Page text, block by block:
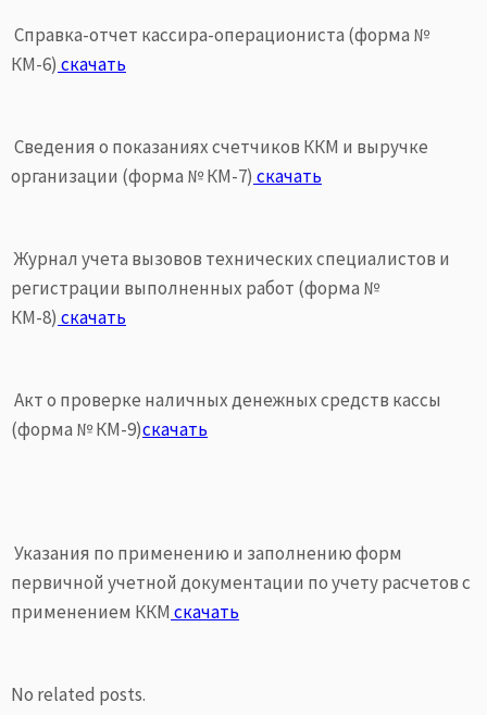
Справка-отчет кассира-операциониста (форма №
КМ-6) скачать
Сведения о показаниях счетчиков ККМ и выручке
организации (форма № КМ-7) скачать
Журнал учета вызовов технических специалистов и
регистрации выполненных работ (форма №
КМ-8) скачать
Акт о проверке наличных денежных средств кассы
(форма № КМ-9)скачать
Указания по применению и заполнению форм
первичной учетной документации по учету расчетов с
применением ККМ скачать
No related posts.